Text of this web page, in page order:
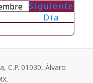
Siguiente
Día
C.P. 01030, Álvaro